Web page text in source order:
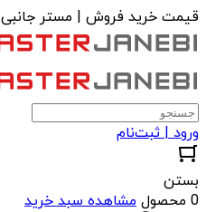
قیمت خرید فروش | مستر جانبی
ورود | ثبت‌نام
بستن
0 محصول
مشاهده سبد خرید